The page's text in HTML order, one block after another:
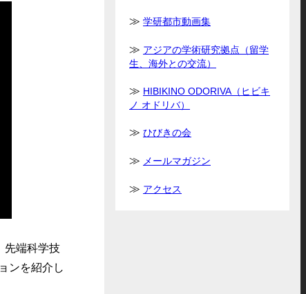
先端科学技
ンを紹介し
学研都市動画集
アジアの学術研究拠点（留学
生、海外との交流）
HIBIKINO ODORIVA（ヒビキ
ノ オドリバ）
ひびきの会
メールマガジン
アクセス